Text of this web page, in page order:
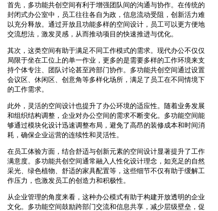
首先，多功能共创空间有利于增强团队间的沟通与协作。在传统的
封闭式办公室中，员工往往各自为政，信息流动受阻，创新活力难
以充分释放。通过开放且功能多样的空间设计，员工可以更方便地
交流想法，激发灵感，从而推动项目的快速推进与优化。
其次，这类空间有助于满足不同工作模式的需求。现代办公不仅仅
局限于坐在工位上的单一作业，更多的是需要多样的工作环境来支
持个体专注、团队讨论甚至跨部门协作。多功能共创空间通过设置
会议区、休闲区、创意角等多样化场所，满足了员工在不同情境下
的工作需求。
此外，灵活的空间设计也提升了办公环境的适应性。随着业务发展
和组织结构调整，企业对办公空间的需求不断变化。多功能空间能
够通过模块化设计迅速调整布局，避免了高昂的装修成本和时间消
耗，确保企业运营的连续性和灵活性。
在员工体验方面，结合舒适与创新元素的空间设计显著提升了工作
满意度。多功能共创空间通常融入人性化设计理念，如充足的自然
采光、绿色植物、舒适的家具配置等，这些细节不仅有助于缓解工
作压力，也激发员工的创造力和积极性。
从企业管理的角度来看，这种办公模式有助于构建开放透明的企业
文化。多功能空间鼓励跨部门交流和信息共享，减少层级壁垒，促